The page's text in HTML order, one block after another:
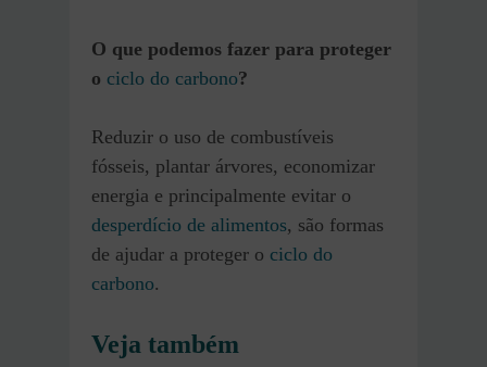
O que podemos fazer para proteger
o ciclo do carbono?
Reduzir o uso de combustíveis
fósseis, plantar árvores, economizar
energia e principalmente evitar o
desperdício de alimentos, são formas
de ajudar a proteger o ciclo do
carbono.
Veja também